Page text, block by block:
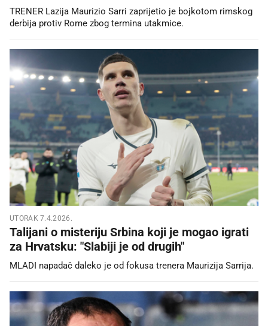
TRENER Lazija Maurizio Sarri zaprijetio je bojkotom rimskog
derbija protiv Rome zbog termina utakmice.
UTORAK 7.4.2026.
Talijani o misteriju Srbina koji je mogao igrati
za Hrvatsku: "Slabiji je od drugih"
MLADI napadač daleko je od fokusa trenera Maurizija Sarrija.